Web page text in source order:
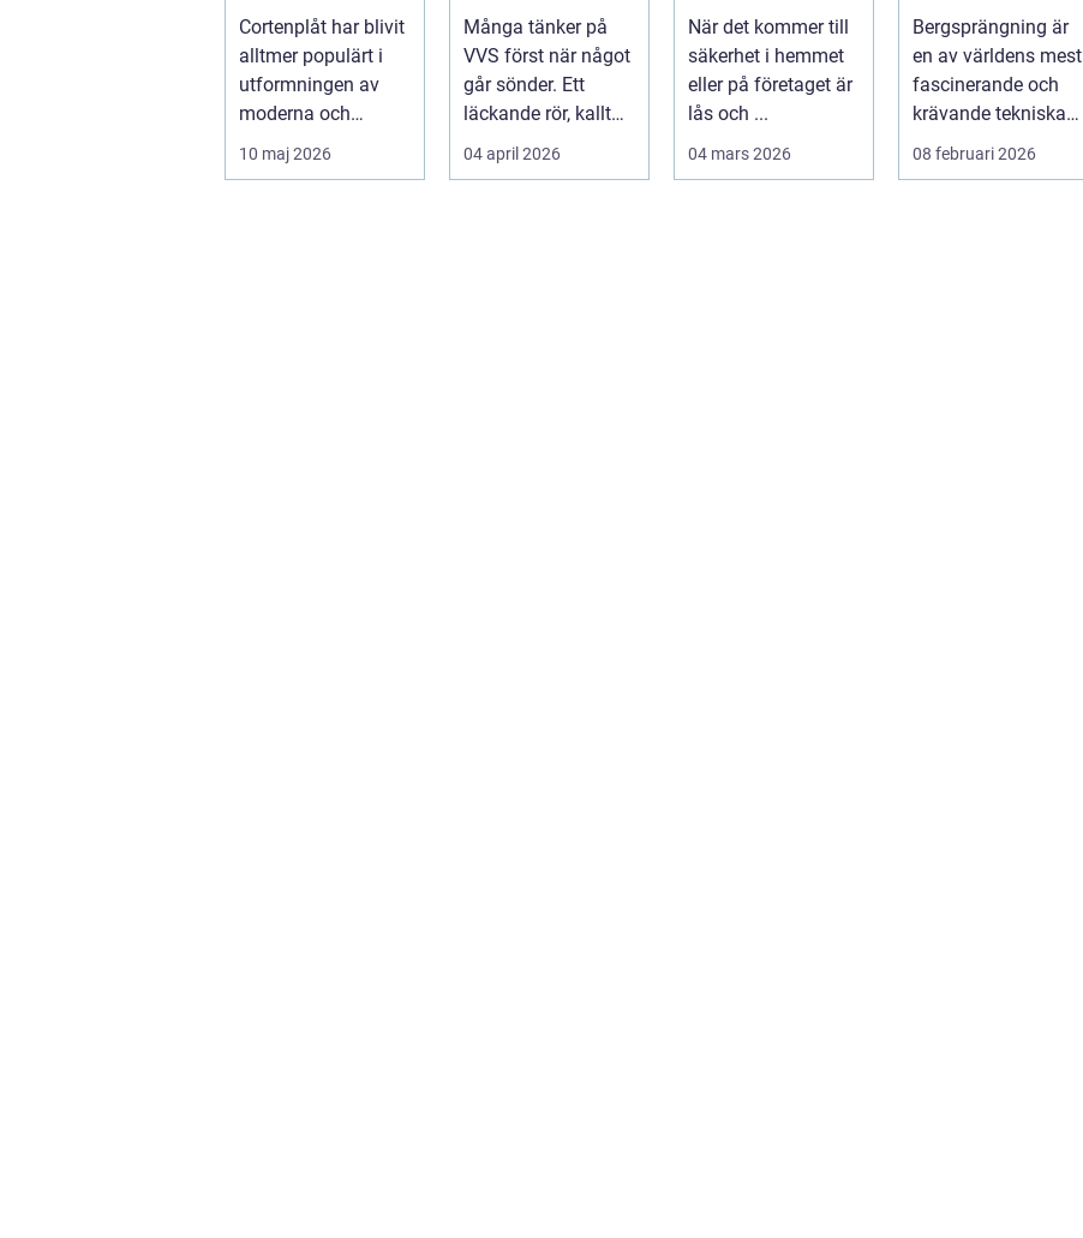
för din trädgård
Cortenplåt har blivit
alltmer populärt i
utformningen av
moderna och
stilrena trädg&...
10 maj 2026
bekymmer
Många tänker på
VVS först när något
går sönder. Ett
läckande rör, kallt
element en
vintermorgon elle...
04 april 2026
huvudstaden
När det kommer till
säkerhet i hemmet
eller på företaget är
lås och ...
04 mars 2026
arbetar
tillsammans
Bergsprängning är
en av världens mest
fascinerande och
krävande tekniska
procedu...
08 februari 2026